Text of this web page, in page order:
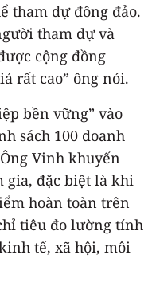
tham dự đông đảo.
tham dự và
cộng đồng
rất cao” ông nói.
bền vững” vào
sách 100 doanh
Vinh khuyến
gia, đặc biệt là khi
hoàn toàn trên
tiêu đo lường tính
tế, xã hội, môi